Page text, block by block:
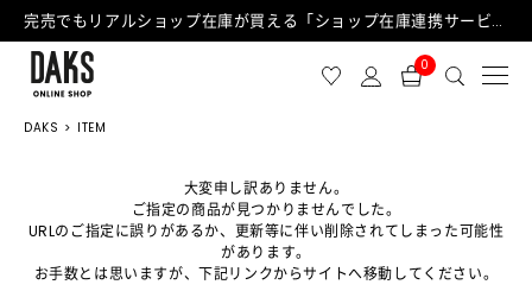
完売でもリアルショップ在庫が買える「ショップ在庫連携サービス」が日中もご利用可能になりました！
0
DAKS ITEM
大変申し訳ありません。
ご指定の商品が見つかりませんでした。
URLのご指定に誤りがあるか、更新等に伴い削除されてしまった可能性
があります。
お手数とは思いますが、下記リンクからサイトへ移動してください。